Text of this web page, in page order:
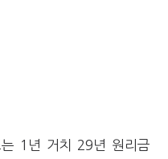
1년 거치 29년 원리금